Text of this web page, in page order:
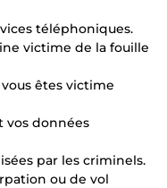
téléphoniques.
victime de la fouille
êtes victime
vos données
par les criminels.
ou de vol